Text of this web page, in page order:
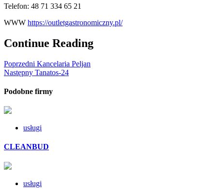
Telefon: 48 71 334 65 21
WWW https://outletgastronomiczny.pl/
Continue Reading
Poprzedni Kancelaria Peljan
Następny Tanatos-24
Podobne firmy
usługi
CLEANBUD
usługi